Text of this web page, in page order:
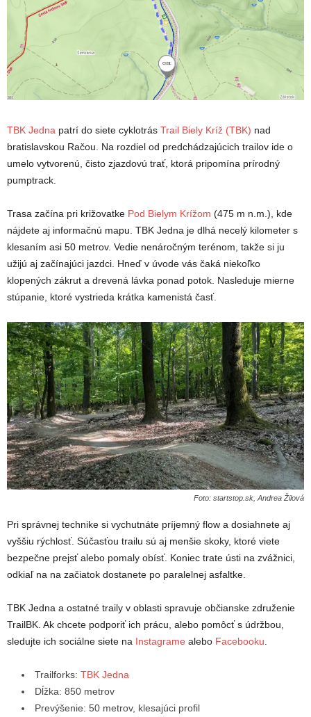
TBK Jedna patrí do siete cyklotrás Trail Biely Kríž (TBK) nad
bratislavskou Račou. Na rozdiel od predchádzajúcich trailov ide o
umelo vytvorenú, čisto zjazdovú trať, ktorá pripomína prírodný
pumptrack.
Trasa začína pri križovatke Pod Bielym Krížom (475 m n.m.), kde
nájdete aj informačnú mapu. TBK Jedna je dlhá necelý kilometer s
klesaním asi 50 metrov. Vedie nenáročným terénom, takže si ju
užijú aj začínajúci jazdci. Hneď v úvode vás čaká niekoľko
klopených zákrut a drevená lávka ponad potok. Nasleduje mierne
stúpanie, ktoré vystrieda krátka kamenistá časť.
Foto: startstop.sk, Andrea Žilová
Pri správnej technike si vychutnáte príjemný flow a dosiahnete aj
vyššiu rýchlosť. Súčasťou trailu sú aj menšie skoky, ktoré viete
bezpečne prejsť alebo pomaly obísť. Koniec trate ústi na zvážnici,
odkiaľ na na začiatok dostanete po paralelnej asfaltke.
TBK Jedna a ostatné traily v oblasti spravuje občianske združenie
TrailBK. Ak chcete podporiť ich prácu, alebo pomôcť s údržbou,
sledujte ich sociálne siete na Instagrame alebo Facebooku
Trailforks: TBK Jedna
Dĺžka: 850 metrov
Prevýšenie: 50 metrov, klesajúci profil